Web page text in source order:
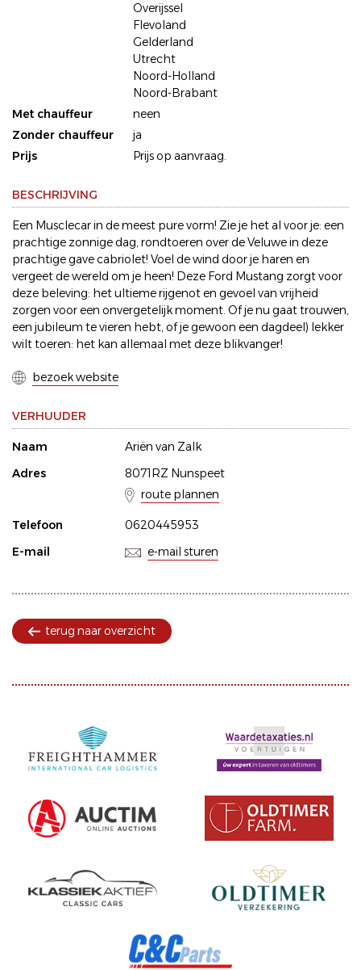
Overijssel
Flevoland
Gelderland
Utrecht
Noord-Holland
Noord-Brabant
Met chauffeur
neen
Zonder chauffeur
ja
Prijs
Prijs op aanvraag.
BESCHRIJVING
Een Musclecar in de meest pure vorm! Zie je het al voor je: een
prachtige zonnige dag, rondtoeren over de Veluwe in deze
prachtige gave cabriolet! Voel de wind door je haren en
vergeet de wereld om je heen! Deze Ford Mustang zorgt voor
deze beleving: het ultieme rijgenot en gevoel van vrijheid
zorgen voor een onvergetelijk moment. Of je nu gaat trouwen,
een jubileum te vieren hebt, of je gewoon een dagdeel) lekker
wilt toeren: het kan allemaal met deze blikvanger!
bezoek website
VERHUUDER
Naam
Ariën van Zalk
Adres
8071RZ Nunspeet
route plannen
Telefoon
0620445953
E-mail
e-mail sturen
terug naar overzicht